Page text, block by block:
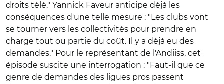
droits télé." Yannick Faveur anticipe déjà les
conséquences d'une telle mesure : "Les clubs vont
se tourner vers les collectivités pour prendre en
charge tout ou partie du coût. Il y a déjà eu des
demandes." Pour le représentant de l'Andiiss, cet
épisode suscite une interrogation : "Faut-il que ce
genre de demandes des ligues pros passent